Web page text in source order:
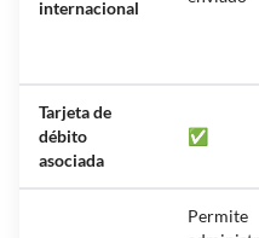
internacional
Tarjeta de
débito
asociada
✅
Permite